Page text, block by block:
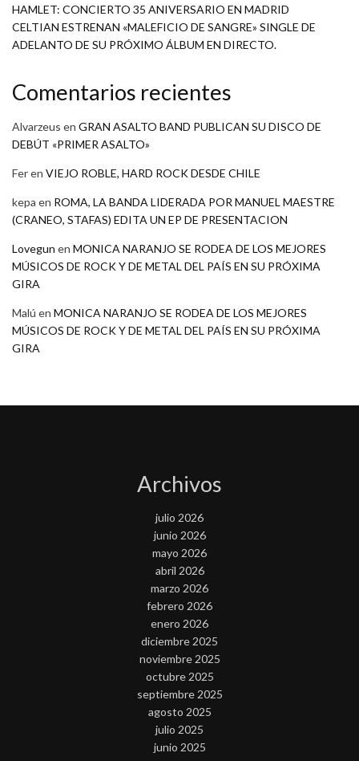
HAMLET: CONCIERTO 35 ANIVERSARIO EN MADRID
CELTIAN ESTRENAN «MALEFICIO DE SANGRE» SINGLE DE
ADELANTO DE SU PRÓXIMO ÁLBUM EN DIRECTO.
Comentarios recientes
Alvarzeus en GRAN ASALTO BAND PUBLICAN SU DISCO DE
DEBÚT «PRIMER ASALTO»
Feren VIEJO ROBLE, HARD ROCK DESDE CHILE
kepa en ROMA, LA BANDA LIDERADA POR MANUEL MAESTRE
(CRANEO, STAFAS) EDITA UN EP DE PRESENTACION
Lovegun en MONICA NARANJO SE RODEA DE LOS MEJORES
MÚSICOS DE ROCK Y DE METAL DEL PAÍS EN SU PRÓXIMA
GIRA
Malú en MONICA NARANJO SE RODEA DE LOS MEJORES
MÚSICOS DE ROCK Y DE METAL DEL PAÍS EN SU PRÓXIMA
GIRA
Archivos
julio 2026
junio 2026
mayo 2026
abril 2026
marzo 2026
febrero 2026
enero 2026
diciembre 2025
noviembre 2025
octubre 2025
septiembre 2025
agosto 2025
julio 2025
junio 2025